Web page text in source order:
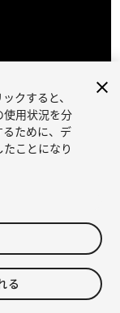
クすると、
使用状況を分
ために、デ
ことになり
る